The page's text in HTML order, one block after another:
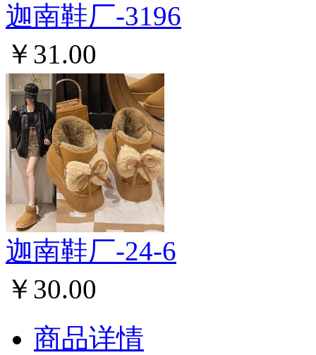
迦南鞋厂-3196
￥31.00
迦南鞋厂-24-6
￥30.00
商品详情